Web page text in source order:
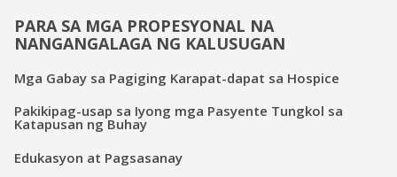
PARA SA MGA PROPESYONAL NA
NANGANGALAGA NG KALUSUGAN
Mga Gabay sa Pagiging Karapat-dapat sa Hospice
Pakikipag-usap sa Iyong mga Pasyente Tungkol sa
Katapusan ng Buhay
Edukasyon at Pagsasanay